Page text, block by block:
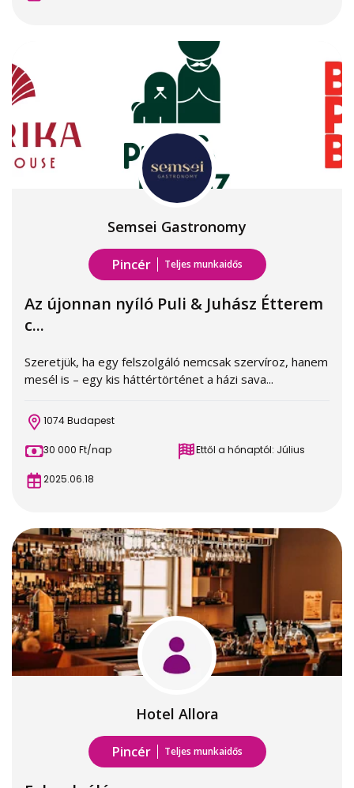
Semsei Gastronomy
Pincér Teljes munkaidős
Az újonnan nyíló Puli & Juhász Étterem
c...
Szeretjük, ha egy felszolgáló nemcsak szervíroz, hanem
mesél is – egy kis háttértörténet a házi sava...
1074 Budapest
30 000 Ft/nap Ettől a hónaptól: Július
2025.06.18
Hotel Allora
Pincér Teljes munkaidős